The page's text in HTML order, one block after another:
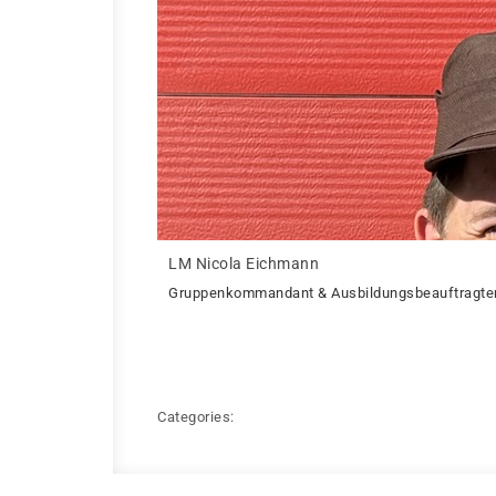
LM Nicola Eichmann
Gruppenkommandant &
Categories: